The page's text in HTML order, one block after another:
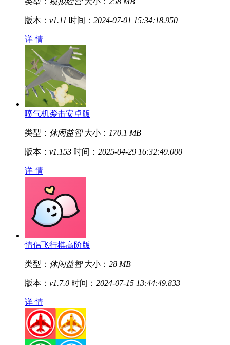
版本： v1.11 时间： 2024-07-01 15:34:18.950
详 情
喷气机袭击安卓版
类型： 休闲益智 大小： 170.1 MB
版本： v1.153 时间： 2025-04-29 16:32:49.000
详 情
情侣飞行棋高阶版
类型： 休闲益智 大小： 28 MB
版本： v1.7.0 时间： 2024-07-15 13:44:49.833
详 情